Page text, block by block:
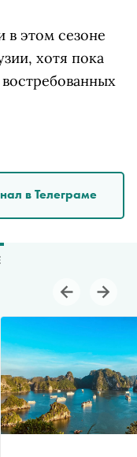
в этом сезоне
хотя пока
в Телеграме